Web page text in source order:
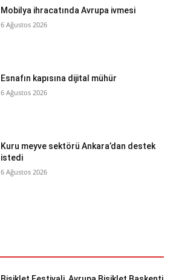
Mobilya ihracatında Avrupa ivmesi
6 Ağustos 2026
Esnafın kapısına dijital mühür
6 Ağustos 2026
Kuru meyve sektörü Ankara’dan destek
istedi
6 Ağustos 2026